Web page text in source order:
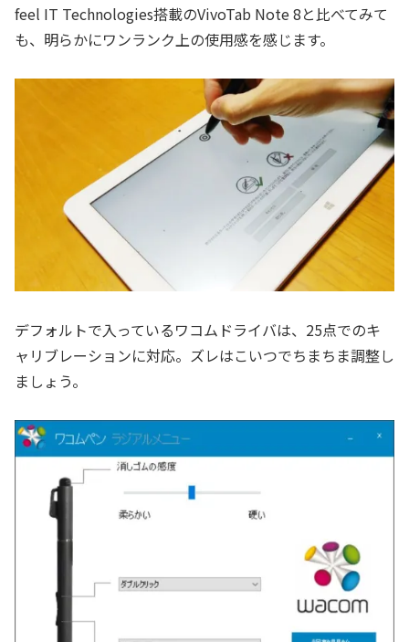
feel IT Technologies搭載のVivoTab Note 8と比べてみて
も、明らかにワンランク上の使用感を感じます。
デフォルトで入っているワコムドライバは、25点でのキ
ャリブレーションに対応。ズレはこいつでちまちま調整し
ましょう。